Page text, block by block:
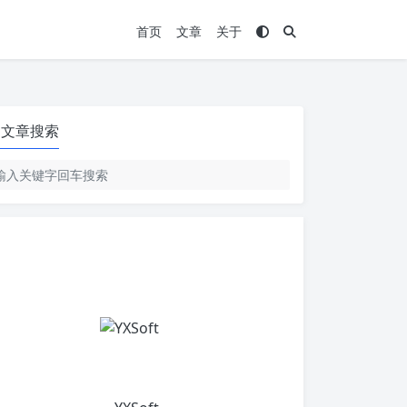
首页 文章 关于
文章搜索